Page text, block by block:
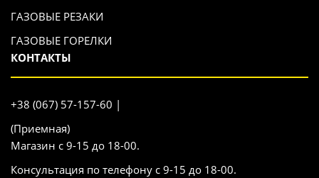
ГАЗОВЫЕ РЕЗАКИ
ГАЗОВЫЕ ГОРЕЛКИ
КОНТАКТЫ
+38 (067) 57-157-60 |
(Приемная)
Магазин с 9-15 до 18-00.
Консультация по телефону с 9-15 до 18-00.